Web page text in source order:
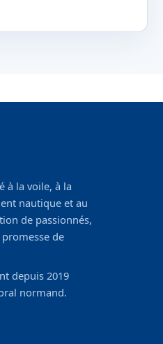
à la voile, à la
nautique et au
de passionnés,
de
depuis 2019
normand.